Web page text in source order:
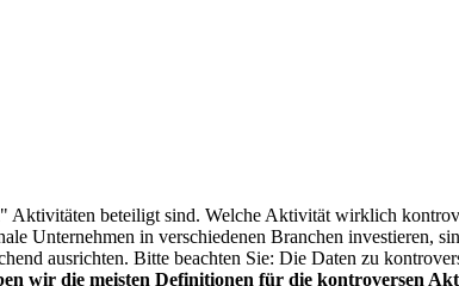
beteiligt sind. Welche Aktivität wirklich
Unternehmen in verschiedenen Branchen investieren,
ausrichten. Bitte beachten Sie: Die Daten zu
wir die meisten Definitionen für die kontroversen